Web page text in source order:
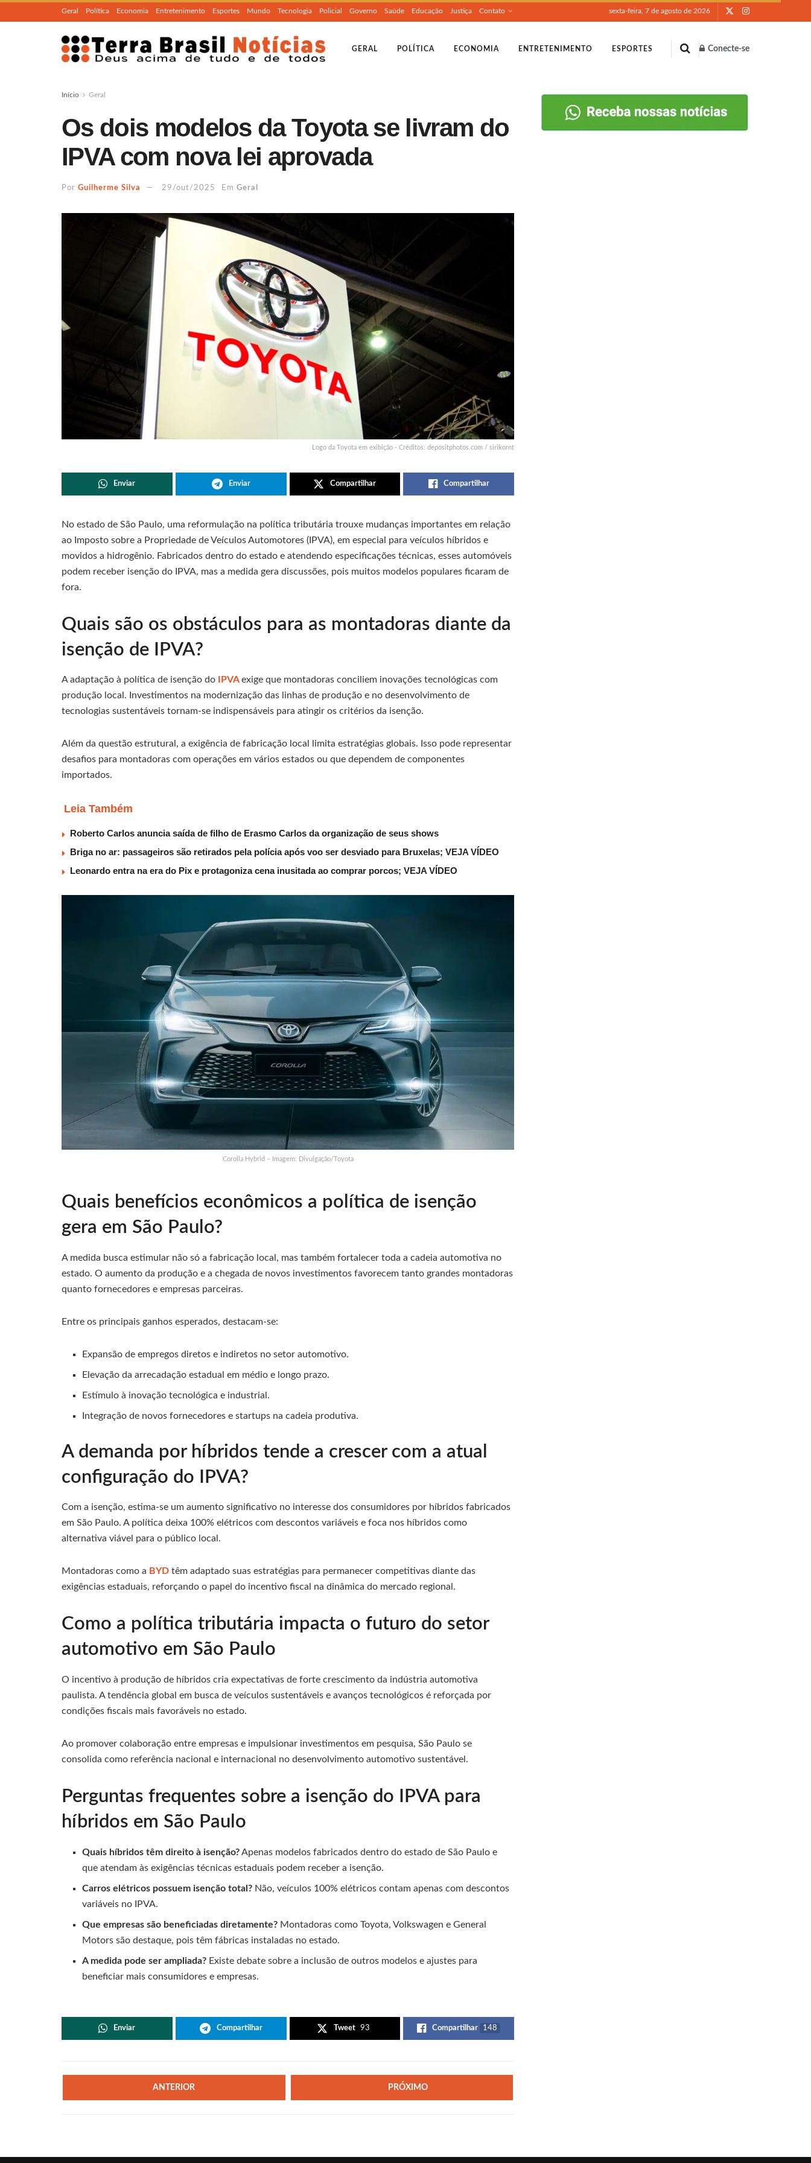
Geral Política Economia Entretenimento Esportes Mundo Tecnologia Policial Governo Saúde Educação Justiça Contato sexta-feira, 7 de agosto de 2026
GERAL POLÍTICA ECONOMIA ENTRETENIMENTO ESPORTES Conecte-se
Início Geral
Os dois modelos da Toyota se livram do
IPVA com nova lei aprovada
Por Guilherme Silva 29/out/2025 Em Geral
Logo da Toyota em exibição - Créditos: depositphotos.com / sirikornt
Enviar Enviar Compartilhar Compartilhar
No estado de São Paulo, uma reformulação na política tributária trouxe mudanças importantes em relação
ao Imposto sobre a Propriedade de Veículos Automotores (IPVA), em especial para veículos híbridos e
movidos a hidrogênio. Fabricados dentro do estado e atendendo especificações técnicas, esses automóveis
podem receber isenção do IPVA, mas a medida gera discussões, pois muitos modelos populares ficaram de
fora.
Quais são os obstáculos para as montadoras diante da
isenção de IPVA?
A adaptação à política de isenção do IPVAexige que montadoras conciliem inovações tecnológicas com
produção local. Investimentos na modernização das linhas de produção e no desenvolvimento de
tecnologias sustentáveis tornam-se indispensáveis para atingir os critérios da isenção.
Além da questão estrutural, a exigência de fabricação local limita estratégias globais. Isso pode representar
desafios para montadoras com operações em vários estados ou que dependem de componentes
importados.
Leia Também
Roberto Carlos anuncia saída de filho de Erasmo Carlos da organização de seus shows
Briga no ar: passageiros são retirados pela polícia após voo ser desviado para Bruxelas; VEJA VÍDEO
Leonardo entra na era do Pix e protagoniza cena inusitada ao comprar porcos; VEJA VÍDEO
Corolla Hybrid – Imagem: Divulgação/Toyota
Quais benefícios econômicos a política de isenção
gera em São Paulo?
A medida busca estimular não só a fabricação local, mas também fortalecer toda a cadeia automotiva no
estado. O aumento da produção e a chegada de novos investimentos favorecem tanto grandes montadoras
quanto fornecedores e empresas parceiras.
Entre os principais ganhos esperados, destacam-se:
Expansão de empregos diretos e indiretos no setor automotivo.
Elevação da arrecadação estadual em médio e longo prazo.
Estímulo à inovação tecnológica e industrial.
Integração de novos fornecedores e startups na cadeia produtiva.
A demanda por híbridos tende a crescer com a atual
configuração do IPVA?
Com a isenção, estima-se um aumento significativo no interesse dos consumidores por híbridos fabricados
em São Paulo. A política deixa 100% elétricos com descontos variáveis e foca nos híbridos como
alternativa viável para o público local.
Montadoras como a BYD têm adaptado suas estratégias para permanecer competitivas diante das
exigências estaduais, reforçando o papel do incentivo fiscal na dinâmica do mercado regional.
Como a política tributária impacta o futuro do setor
automotivo em São Paulo
O incentivo à produção de híbridos cria expectativas de forte crescimento da indústria automotiva
paulista. A tendência global em busca de veículos sustentáveis e avanços tecnológicos é reforçada por
condições fiscais mais favoráveis no estado.
Ao promover colaboração entre empresas e impulsionar investimentos em pesquisa, São Paulo se
consolida como referência nacional e internacional no desenvolvimento automotivo sustentável.
Perguntas frequentes sobre a isenção do IPVA para
híbridos em São Paulo
Quais híbridos têm direito à isenção?Apenas modelos fabricados dentro do estado de São Paulo e
que atendam às exigências técnicas estaduais podem receber a isenção.
Carros elétricos possuem isenção total? Não, veículos 100% elétricos contam apenas com descontos
variáveis no IPVA.
Que empresas são beneficiadas diretamente? Montadoras como Toyota, Volkswagen e General
Motors são destaque, pois têm fábricas instaladas no estado.
A medida pode ser ampliada? Existe debate sobre a inclusão de outros modelos e ajustes para
beneficiar mais consumidores e empresas.
Enviar Compartilhar Tweet 93 Compartilhar 148
ANTERIOR PRÓXIMO